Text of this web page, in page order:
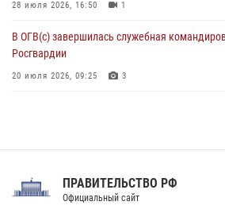
28 июля 2026, 16:50 1
В ОГВ(с) завершилась служебная
Росгвардии
20 июля 2026, 09:25 3
Праздник «Один день с Росгвардией» к 105-
ПРАВИТЕЛЬСТВО РФ
Официальный сайт